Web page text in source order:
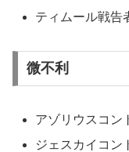
ティムール戦告
微不利
アゾリウスコン
ジェスカイコン